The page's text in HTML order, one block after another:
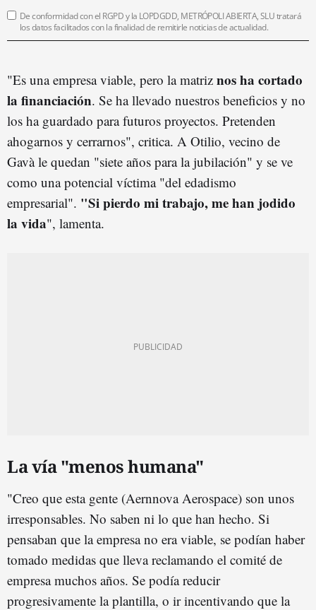
De conformidad con el RGPD y la LOPDGDD, METRÓPOLI ABIERTA, SLU tratará
los datos facilitados con la finalidad de remitirle noticias de actualidad.
"Es una empresa viable, pero la matriz nos ha cortado
la financiación. Se ha llevado nuestros beneficios y no
los ha guardado para futuros proyectos. Pretenden
ahogarnos y cerrarnos", critica. A Otilio, vecino de
Gavà le quedan "siete años para la jubilación" y se ve
como una potencial víctima "del edadismo
empresarial". "Si pierdo mi trabajo, me han jodido
la vida", lamenta.
La vía "menos humana"
"Creo que esta gente (Aernnova Aerospace) son unos
irresponsables. No saben ni lo que han hecho. Si
pensaban que la empresa no era viable, se podían haber
tomado medidas que lleva reclamando el comité de
empresa muchos años. Se podía reducir
progresivamente la plantilla, o ir incentivando que la